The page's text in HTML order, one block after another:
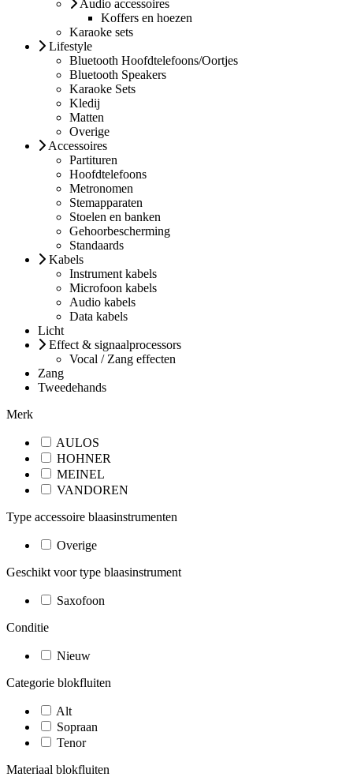
Audio accessoires
Koffers en hoezen
Karaoke sets
Lifestyle
Bluetooth Hoofdtelefoons/Oortjes
Bluetooth Speakers
Karaoke Sets
Kledij
Matten
Overige
Accessoires
Partituren
Hoofdtelefoons
Metronomen
Stemapparaten
Stoelen en banken
Gehoorbescherming
Standaards
Kabels
Instrument kabels
Microfoon kabels
Audio kabels
Data kabels
Licht
Effect & signaalprocessors
Vocal / Zang effecten
Zang
Tweedehands
Merk
AULOS
HOHNER
MEINEL
VANDOREN
Type accessoire blaasinstrumenten
Overige
Geschikt voor type blaasinstrument
Saxofoon
Conditie
Nieuw
Categorie blokfluiten
Alt
Sopraan
Tenor
Materiaal blokfluiten